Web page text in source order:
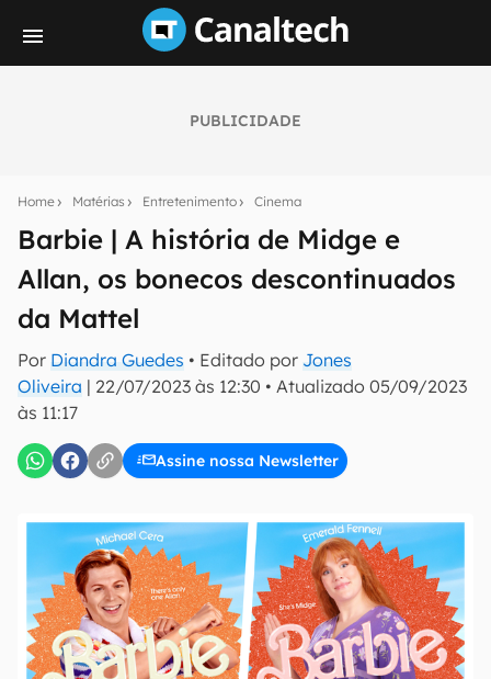
PUBLICIDADE
Home Matérias Entretenimento Cinema
Barbie | A história de Midge e
Allan, os bonecos descontinuados
da Mattel
Por Diandra Guedes • Editado por Jones
Oliveira | 22/07/2023 às 12:30 • Atualizado 05/09/2023
às 11:17
Assine nossa Newsletter
notícias e reviews sobre tecnologia em primeira
mão.
E-mail
inscreva-se
Uso e Política de Privacidade do Canaltech.